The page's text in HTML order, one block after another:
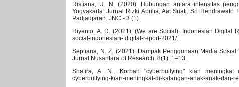
Ristiana, U. N. (2020). Hubungan antara intensitas
Yogyakarta. Jurnal Rizki Aprilia, Aat Sriati, Sri
Padjadjaran. JNC - 3 (1).
Riyanto. A. D. (2021). (We are Social): Indonesian Digital
social-indonesian- digital-report-2021/.
Septiana, N. Z. (2021). Dampak Penggunaan Media
Jurnal Nusantara of Research, 8(1), 1–13.
Shafira, A. N., Korban "cyberbullying" kian meningkat
cyberbullying-kian-meningkat-di-kalangan-anak-anak-dan-